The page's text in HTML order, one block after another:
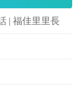
| 福佳里里長